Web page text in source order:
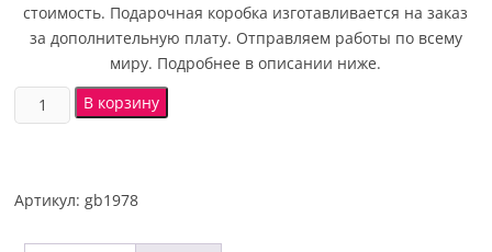
стоимость. Подарочная коробка изготавливается на заказ
за дополнительную плату. Отправляем работы по всему
миру. Подробнее в описании ниже.
В корзину
Артикул:gb1978